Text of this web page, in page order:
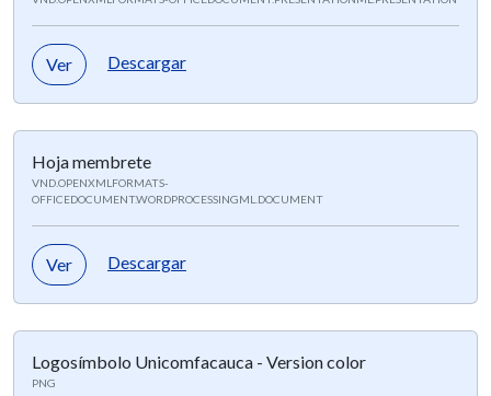
Ver Descargar
Hoja membrete
VND.OPENXMLFORMATS-
OFFICEDOCUMENT.WORDPROCESSINGML.DOCUMENT
Ver Descargar
Logosímbolo Unicomfacauca - Version color
PNG